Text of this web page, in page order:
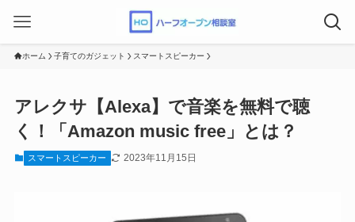
ホーム 子育てのガジェット スマートスピーカー
アレクサ【Alexa】で音楽を無料で聴
く！「Amazon music free」とは？
スマートスピーカー 2023年11月15日